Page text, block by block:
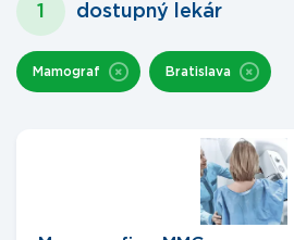
1 dostupný lekár
Mamograf Bratislava